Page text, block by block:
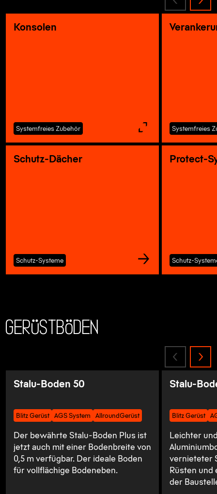
Konsolen
Systemfreies Zubehör
Schutz-Dächer
Schutz-Systeme
Systemfreies
Protect-
Schutz-
Gerüstböden
Stalu-Boden 50
Blitz Gerüst AGS System AllroundGerüst
Der bewährte Stalu-Boden Plus ist
jetzt auch mit einer Bodenbreite von
0,5 m verfügbar. Der ideale Boden
für vollflächige Bodeneben.
Stalu-
Blitz Gerüst
Leichter
vernieteter
Rüsten und
der